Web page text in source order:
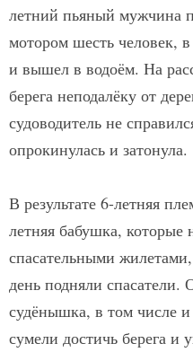
летний пьяный мужчина
мотором шесть человек,
и вышел в водоём. На
берега неподалёку от
судоводитель не
опрокинулась и затонула.
В результате 6-летняя
летняя бабушка,
спасательными
день подняли спасатели.
судёнышка, в том числе
сумели достичь берега и